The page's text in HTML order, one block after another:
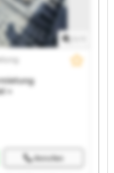
+ Vermietung
GmbH
Anrufen